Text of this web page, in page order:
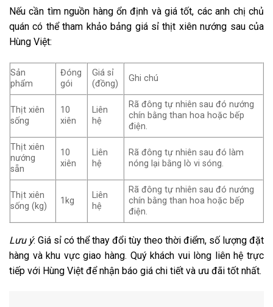
Nếu cần tìm nguồn hàng ổn định và giá tốt, các anh chị chủ
quán có thể tham khảo bảng giá sỉ thịt xiên nướng sau của
Hùng Việt:
Sản
phẩm
Đóng
gói
Giá sỉ
(đồng)
Ghi chú
Thịt xiên
sống
10
xiên
Liên
hệ
Rã đông tự nhiên sau đó nướng
chín bằng than hoa hoặc bếp
điện.
Thịt xiên
nướng
sẵn
10
xiên
Liên
hệ
Rã đông tự nhiên sau đó làm
nóng lại bằng lò vi sóng.
Thịt xiên
sống (kg)
1kg
Liên
hệ
Rã đông tự nhiên sau đó nướng
chín bằng than hoa hoặc bếp
điện.
Lưu ý: Giá sỉ có thể thay đổi tùy theo thời điểm, số lượng đặt
hàng và khu vực giao hàng. Quý khách vui lòng liên hệ trực
tiếp với Hùng Việt để nhận báo giá chi tiết và ưu đãi tốt nhất.